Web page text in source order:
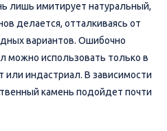
лишь имитирует натуральный,
делается, отталкиваясь от
вариантов. Ошибочно
можно использовать только в
индастриал. В зависимости
камень подойдет почти